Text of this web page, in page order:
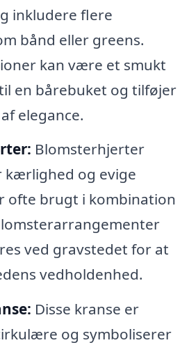
inkludere flere
bånd eller greens.
kan være et smukt
en bårebuket og tilføjer
elegance.
Blomsterhjerter
kærlighed og evige
ofte brugt i kombination
ved gravstedet for at
vedholdenhed.
Disse kranse er
og symboliserer